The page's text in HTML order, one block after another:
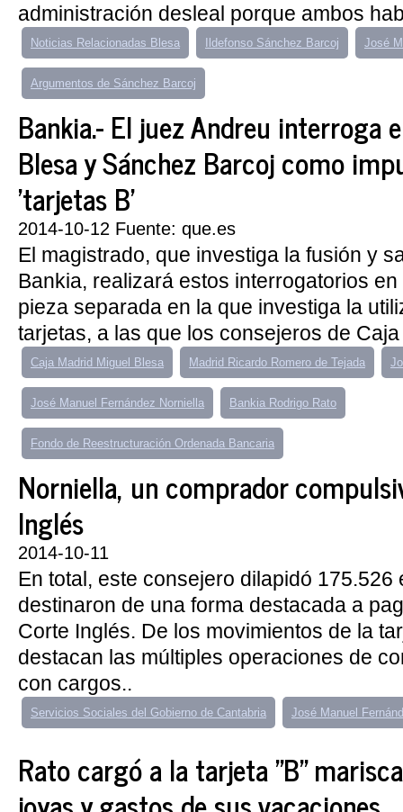
administración desleal porque ambos
Noticias Relacionadas Blesa Ildefonso Sánchez Barcoj José
Argumentos de Sánchez Barcoj
Bankia.- El juez Andreu interroga
Blesa y Sánchez Barcoj como
'tarjetas B'
2014-10-12 Fuente: que.es
El magistrado, que investiga la fusión y
Bankia, realizará estos interrogatorios
pieza separada en la que investiga la
tarjetas, a las que los consejeros de
Caja Madrid Miguel Blesa Madrid Ricardo Romero de Tejada
José Manuel Fernández Norniella Bankia Rodrigo Rato
Fondo de Reestructuración Ordenada Bancaria
Norniella, un comprador
Inglés
2014-10-11
En total, este consejero dilapidó 175.526
destinaron de una forma destacada a
Corte Inglés. De los movimientos de la
destacan las múltiples operaciones de
con cargos..
Servicios Sociales del Gobierno de Cantabria José Manuel
Rato cargó a la tarjeta "B"